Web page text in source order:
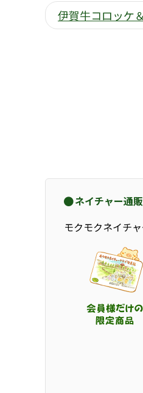
伊賀牛コロッケ
ネイチャー通
モクモクネイチ